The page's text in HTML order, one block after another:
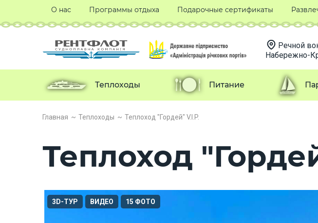
Главная Теплоходы Теплоход "Гордей" V.I.P.
Теплоход
3D-ТУР ВИДЕО 15 ФОТО
О нас Программы отдыха Подарочные сертификаты
Речной
Набережно-
Теплоходы Питание